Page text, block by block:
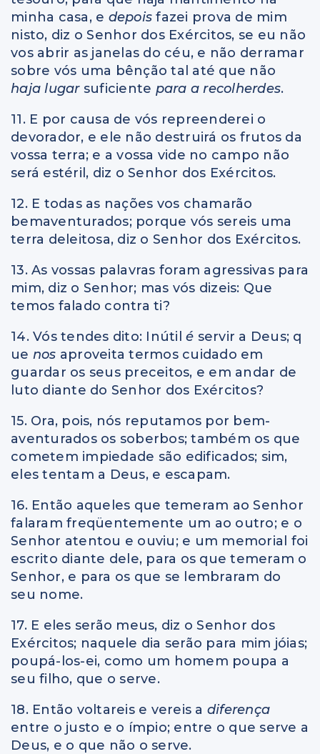
minha casa, e depoisfazei prova de mim
nisto, diz o Senhor dos Exércitos, se eu não
vos abrir as janelas do céu, e não derramar
sobre vós uma bênção tal até que não
haja lugar suficiente para a recolherdes.
11. E por causa de vós repreenderei o
devorador, e ele não destruirá os frutos da
vossa terra; e a vossa vide no campo não
será estéril, diz o Senhor dos Exércitos.
12. E todas as nações vos chamarão
bemaventurados; porque vós sereis uma
terra deleitosa, diz o Senhor dos Exércitos.
13. As vossas palavras foram agressivas para
mim, diz o Senhor; mas vós dizeis: Que
temos falado contra ti?
14. Vós tendes dito: Inútil é servir a Deus; q
ue nos aproveita termos cuidado em
guardar os seus preceitos, e em andar de
luto diante do Senhor dos Exércitos?
15. Ora, pois, nós reputamos por bem-
aventurados os soberbos; também os que
cometem impiedade são edificados; sim,
eles tentam a Deus, e escapam.
16. Então aqueles que temeram ao Senhor
falaram freqüentemente um ao outro; e o
Senhor atentou e ouviu; e um memorial foi
escrito diante dele, para os que temeram o
Senhor, e para os que se lembraram do
seu nome.
17. E eles serão meus, diz o Senhor dos
Exércitos; naquele dia serão para mim jóias;
poupá-los-ei, como um homem poupa a
seu filho, que o serve.
18. Então voltareis e vereis a diferença
entre o justo e o ímpio; entre o que serve a
Deus, e o que não o serve.